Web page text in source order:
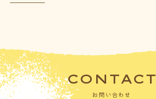
CONTACT
お問い合わせ